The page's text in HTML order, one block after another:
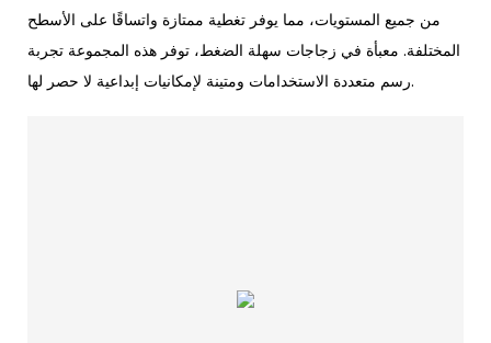
من جميع المستويات، مما يوفر تغطية ممتازة واتساقًا على الأسطح
المختلفة. معبأة في زجاجات سهلة الضغط، توفر هذه المجموعة تجربة
رسم متعددة الاستخدامات ومتينة لإمكانيات إبداعية لا حصر لها.